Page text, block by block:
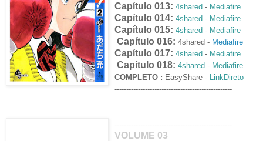
Capítulo 013: 4shared - Mediafire
Capítulo 014: 4shared - Mediafire
Capítulo 015: 4shared - Mediafire
Capítulo 016: 4shared - Mediafire
Capítulo 017: 4shared - Mediafire
Capítulo 018: 4shared - Mediafire
COMPLETO : EasyShare - LinkDireto
--------------------------------------------------
--------------------------------------------------
VOLUME 03